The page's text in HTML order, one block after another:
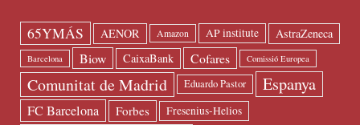
65YMÁS AENOR Amazon AP institute AstraZeneca
Barcelona Biow CaixaBank Cofares Comissió Europea
Comunitat de Madrid Eduardo Pastor Espanya
FC Barcelona Forbes Fresenius-Helios